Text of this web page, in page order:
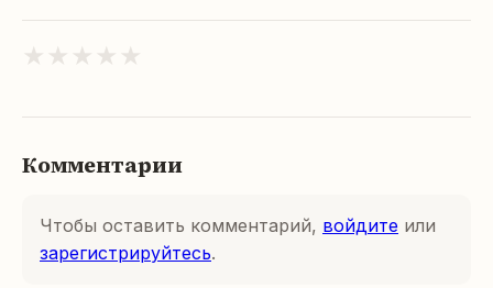
★ ★ ★ ★ ★
Комментарии
Чтобы оставить комментарий, войдите или
зарегистрируйтесь.